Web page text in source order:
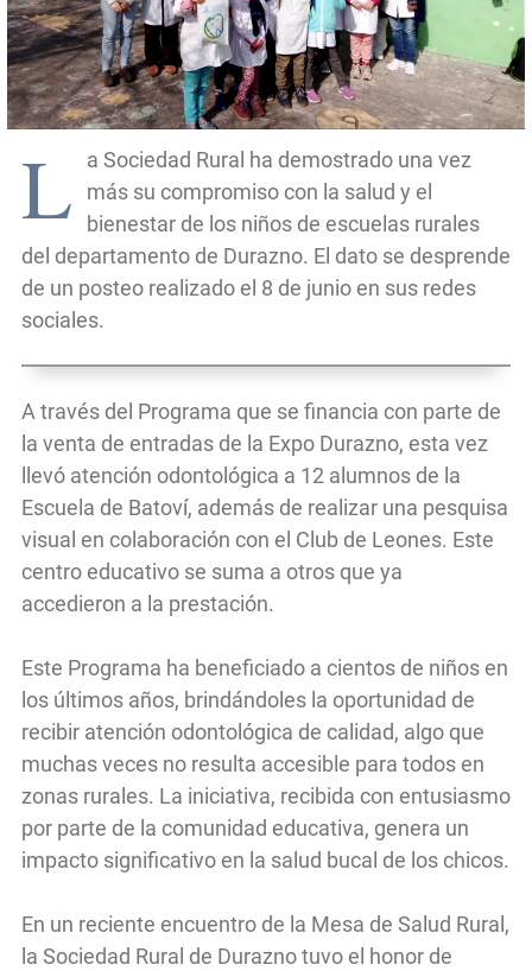
L
a Sociedad Rural ha demostrado una vez
más su compromiso con la salud y el
bienestar de los niños de escuelas rurales
del departamento de Durazno. El dato se desprende
de un posteo realizado el 8 de junio en sus redes
sociales.
A través del Programa que se financia con parte de
la venta de entradas de la Expo Durazno, esta vez
llevó atención odontológica a 12 alumnos de la
Escuela de Batoví, además de realizar una pesquisa
visual en colaboración con el Club de Leones. Este
centro educativo se suma a otros que ya
accedieron a la prestación.
Este Programa ha beneficiado a cientos de niños en
los últimos años, brindándoles la oportunidad de
recibir atención odontológica de calidad, algo que
muchas veces no resulta accesible para todos en
zonas rurales. La iniciativa, recibida con entusiasmo
por parte de la comunidad educativa, genera un
impacto significativo en la salud bucal de los chicos.
En un reciente encuentro de la Mesa de Salud Rural,
la Sociedad Rural de Durazno tuvo el honor de